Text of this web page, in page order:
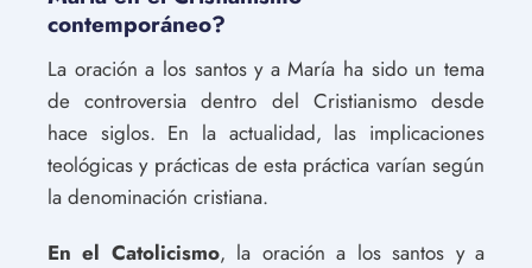
contemporáneo?
La oración a los santos y a María ha sido un tema
de controversia dentro del Cristianismo desde
hace siglos. En la actualidad, las implicaciones
teológicas y prácticas de esta práctica varían según
la denominación cristiana.
En el Catolicismo, la oración a los santos y a